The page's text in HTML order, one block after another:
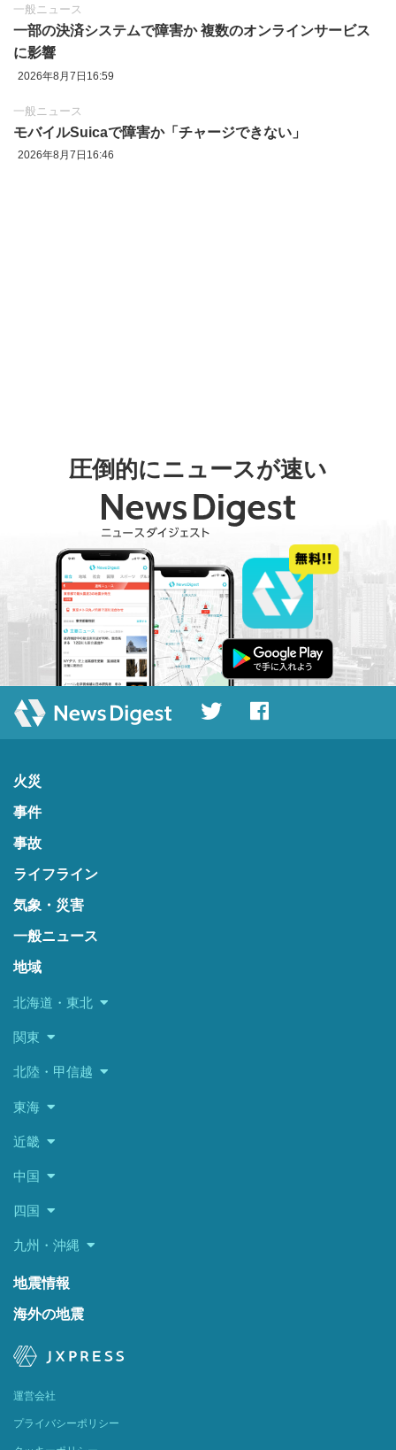
一般ニュース
一部の決済システムで障害か 複数のオンラインサービス
に影響
2026年8月7日16:59
一般ニュース
モバイルSuicaで障害か「チャージできない」
2026年8月7日16:46
圧倒的にニュースが速い
火災
事件
事故
ライフライン
気象・災害
一般ニュース
地域
北海道・東北
関東
北陸・甲信越
東海
近畿
中国
四国
九州・沖縄
地震情報
海外の地震
運営会社
プライバシーポリシー